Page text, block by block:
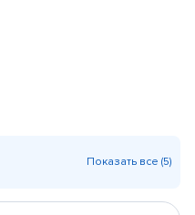
Показать все (5)